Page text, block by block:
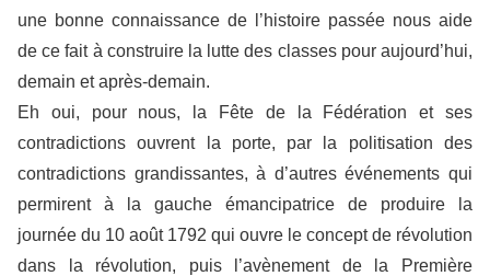
une bonne connaissance de l’histoire passée nous aide
de ce fait à construire la lutte des classes pour aujourd’hui,
demain et après-demain.
Eh oui, pour nous, la Fête de la Fédération et ses
contradictions ouvrent la porte, par la politisation des
contradictions grandissantes, à d’autres événements qui
permirent à la gauche émancipatrice de produire la
journée du 10 août 1792 qui ouvre le concept de révolution
dans la révolution, puis l’avènement de la Première